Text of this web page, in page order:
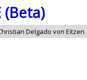
(Beta)
Delgado von Eitzen